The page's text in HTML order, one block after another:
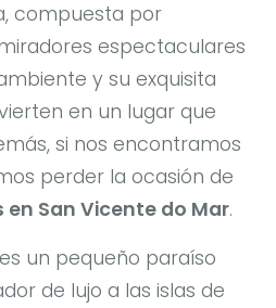
compuesta por
espectaculares
y su exquisita
en un lugar que
si nos encontramos
perder la ocasión de
en San Vicente do Mar.
un pequeño paraíso
de lujo a las islas de